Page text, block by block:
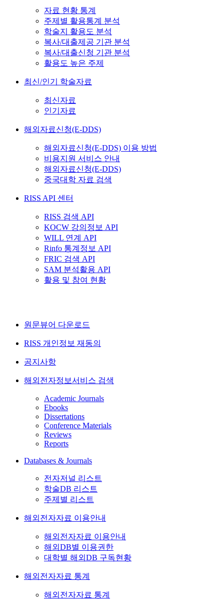
자료 현황 통계
주제별 활용통계 분석
학술지 활용도 분석
복사/대출제공 기관 분석
복사/대출신청 기관 분석
활용도 높은 주제
최신/인기 학술자료
최신자료
인기자료
해외자료신청(E-DDS)
해외자료신청(E-DDS) 이용 방법
비용지원 서비스 안내
해외자료신청(E-DDS)
중국대학 자료 검색
RISS API 센터
RISS 검색 API
KOCW 강의정보 API
WILL 연계 API
Rinfo 통계정보 API
FRIC 검색 API
SAM 분석활용 API
활용 및 참여 현황
원문뷰어 다운로드
RISS 개인정보 재동의
공지사항
해외전자정보서비스 검색
Academic Journals
Ebooks
Dissertations
Conference Materials
Reviews
Reports
Databases & Journals
전자저널 리스트
학술DB 리스트
주제별 리스트
해외전자자료 이용안내
해외전자자료 이용안내
해외DB별 이용권한
대학별 해외DB 구독현황
해외전자자료 통계
해외전자자료 통계